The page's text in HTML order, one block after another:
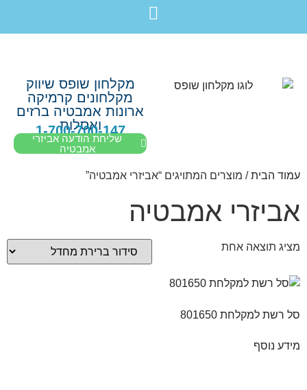
מקלחון שופס שיווק
מקלחונים קרמיקה
ארונות אמבטיה ברזים
ואסלות
1-700-700-147
שליחת הודעה אביזרי
אמבטיה
עמוד הבית/ מוצרים המתויגים “אביזרי אמבטיה”
אביזרי אמבטיה
מציג תוצאה אחת
סל רשת למקלחת 801650
מידע נוסף